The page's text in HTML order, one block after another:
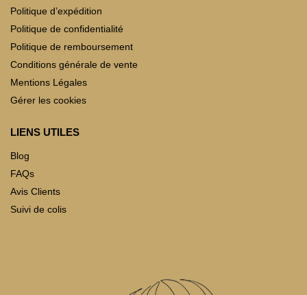
Politique d’expédition
Politique de confidentialité
Politique de remboursement
Conditions générale de vente
Mentions Légales
Gérer les cookies
LIENS UTILES
Blog
FAQs
Avis Clients
Suivi de colis